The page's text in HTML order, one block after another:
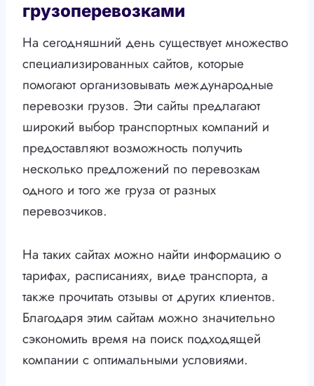
грузоперевозками
На сегодняшний день существует множество
специализированных сайтов, которые
помогают организовывать международные
перевозки грузов. Эти сайты предлагают
широкий выбор транспортных компаний и
предоставляют возможность получить
несколько предложений по перевозкам
одного и того же груза от разных
перевозчиков.
На таких сайтах можно найти информацию о
тарифах, расписаниях, виде транспорта, а
также прочитать отзывы от других клиентов.
Благодаря этим сайтам можно значительно
сэкономить время на поиск подходящей
компании с оптимальными условиями.